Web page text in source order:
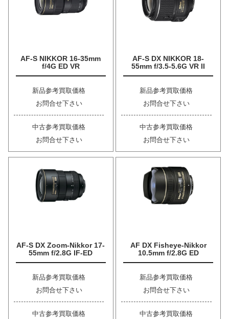
AF-S NIKKOR 16-35mm
f/4G ED VR
新品参考買取価格
お問合せ下さい
中古参考買取価格
お問合せ下さい
AF-S DX NIKKOR 18-
55mm f/3.5-5.6G VR II
新品参考買取価格
お問合せ下さい
中古参考買取価格
お問合せ下さい
AF-S DX Zoom-Nikkor 17-
55mm f/2.8G IF-ED
新品参考買取価格
お問合せ下さい
中古参考買取価格
AF DX Fisheye-Nikkor
10.5mm f/2.8G ED
新品参考買取価格
お問合せ下さい
中古参考買取価格